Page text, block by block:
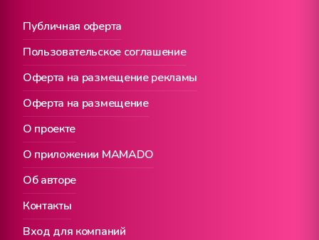
Публичная оферта
О проекте
Вход для компаний
Пользовательское соглашение
О приложении MAMADO
Оферта на размещение рекламы
Об авторе
Оферта на размещение
Контакты